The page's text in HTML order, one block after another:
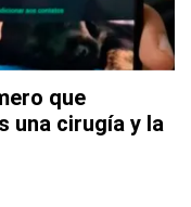
que
una cirugía y la